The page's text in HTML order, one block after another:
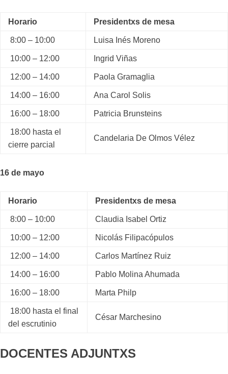
Horario Presidentxs de mesa
8:00 – 10:00 Luisa Inés Moreno
10:00 – 12:00 Ingrid Viñas
12:00 – 14:00 Paola Gramaglia
14:00 – 16:00 Ana Carol Solis
16:00 – 18:00 Patricia Brunsteins
18:00 hasta el
cierre parcial
Candelaria De Olmos Vélez
16 de mayo
Horario Presidentxs de mesa
8:00 – 10:00 Claudia Isabel Ortiz
10:00 – 12:00 Nicolás Filipacópulos
12:00 – 14:00 Carlos Martínez Ruiz
14:00 – 16:00 Pablo Molina Ahumada
16:00 – 18:00 Marta Philp
18:00 hasta el final
del escrutinio
César Marchesino
DOCENTES ADJUNTXS